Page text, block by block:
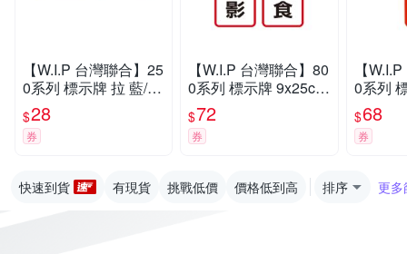
【W.I.P 台灣聯合】25
0系列 標示牌 拉 藍/紅
6x6cm 附泡棉 /個 025
2
$28
券
【W.I.P 台灣聯合】80
0系列 標示牌 9x25cm
附泡棉 /個 NO.811請
勿攝影/NO.812禁帶外
食
$72
券
【
0系列
附泡
單位已
系統
$68
券
快速到貨 有現貨 挑戰低價 價格低到高 排序 更多